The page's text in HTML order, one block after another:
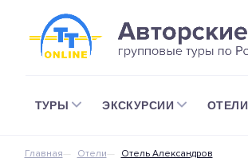
ТУРЫ ЭКСКУРСИИ ОТЕЛИ
Главная Отели Отель Александров